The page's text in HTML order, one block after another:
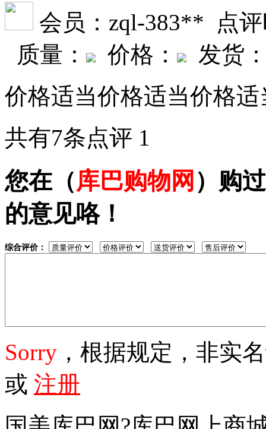
会员：zql-383**
点
质量：
价格：
发货
价格适当价格适当价格适
共有7条点评 1
您在（库巴购物网 ）购
的意见咯！
综合评价：
Sorry ，根据规定，非实
或 注册